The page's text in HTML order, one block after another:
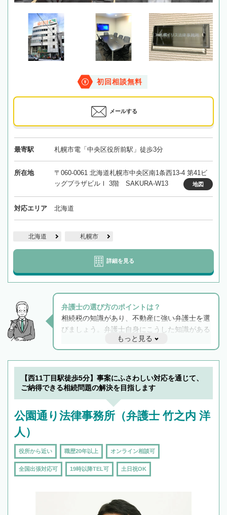
初回相談無料
メールする
最寄駅 札幌市電「中央区役所前駅」徒歩3分
所在地
〒060-0061 北海道札幌市中央区南1条西13-4 第41ビ
ッグプラザビルⅠ 3階 SAKURA-W13
地図
対応エリア 北海道
北海道 札幌市
詳細を見る
弁護士の選び方のポイントは？
相続税の知識があり、不動産に強い弁護士を選
びましょう。弁護士自身にこうした知識がある
と他士業との連携もスムーズに進み、トラブル
解決のみならず相続をトータルで任せることが
できます。また、相続は感情がからむ分野なの
でフィーリングも重要です。実際に電話や面談
で複数の弁護士と会話をしてウマが合う方に依
もっと見る
【西11丁目駅徒歩5分】事案にふさわしい対応を通じて、
ご納得できる相続問題の解決を目指します
公園通り法律事務所（弁護士 竹之内 洋
人）
役所から近い 職歴20年以上 オンライン相談可
全国出張対応可 19時以降TEL可 土日祝OK